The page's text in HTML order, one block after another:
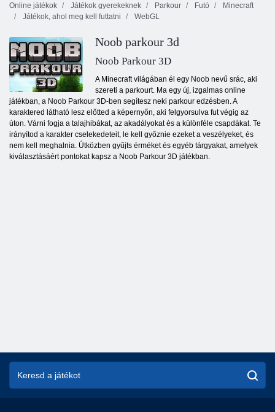
Online játékok
Játékok gyerekeknek Parkour Futó
Minecraft
Játékok, ahol meg kell futtatni
WebGL
Noob parkour 3d
Noob Parkour 3D
A Minecraft világában él egy Noob nevű srác, aki
szereti a parkourt. Ma egy új, izgalmas online
játékban, a Noob Parkour 3D-ben segítesz neki parkour edzésben. A
karaktered látható lesz előtted a képernyőn, aki felgyorsulva fut végig az
úton. Várni fogja a talajhibákat, az akadályokat és a különféle csapdákat. Te
irányítod a karakter cselekedeteit, le kell győznie ezeket a veszélyeket, és
nem kell meghalnia. Útközben gyűjts érméket és egyéb tárgyakat, amelyek
kiválasztásáért pontokat kapsz a Noob Parkour 3D játékban.